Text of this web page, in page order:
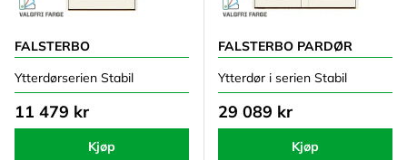
FALSTERBO
Ytterdørserien Stabil
11 479 kr
Kjøp
FALSTERBO PARDØR
Ytterdør i serien Stabil
29 089 kr
Kjøp